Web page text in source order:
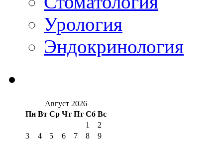
Урология
Эндокринология
Август 2026
Пн Вт Ср Чт Пт Сб Вс
1
2
3
4 5 6 7 8
9